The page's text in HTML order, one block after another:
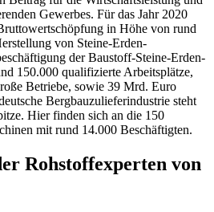
Gewerbes. Für das Jahr 2020
in Höhe von rund
von Steine-Erden-
der Baustoff-Steine-Erden-
150.000 qualifizierte Arbeitsplätze,
Betriebe, sowie 39 Mrd. Euro
Bergbauzulieferindustrie steht
Hier finden sich an die 150
mit rund 14.000 Beschäftigten.
Rohstoffexperten von